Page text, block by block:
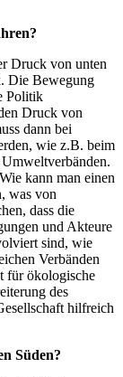
Druck von unten
Die Bewegung
Politik
Druck von
dann bei
wie z.B. beim
kann man einen
was von
dass die
und Akteure
sind, wie
Verbänden
für ökologische
des
hilfreich
Süden?